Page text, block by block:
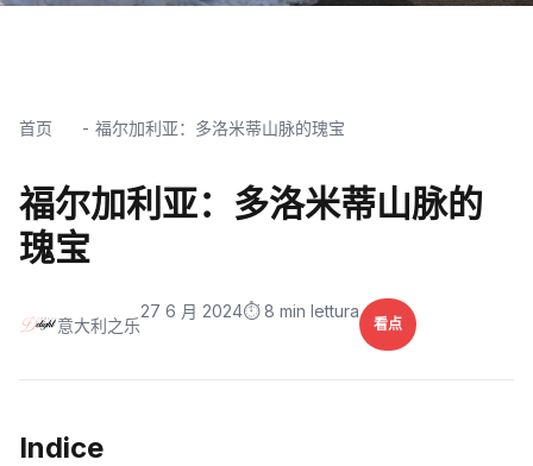
首页 福尔加利亚：多洛米蒂山脉的瑰宝
福尔加利亚：多洛米蒂山脉的
瑰宝
意大利之乐
27 6 月 2024⏱️ 8 min lettura
看点
Indice